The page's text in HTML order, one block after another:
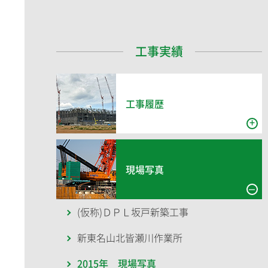
工事実績
工事履歴
現場写真
(仮称)ＤＰＬ坂戸新築工事
新東名山北皆瀬川作業所
2015年 現場写真